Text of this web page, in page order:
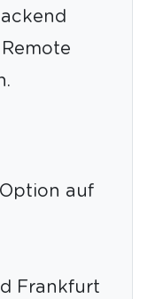
auf
Frankfurt